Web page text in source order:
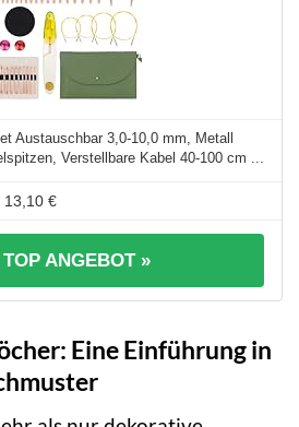
Austauschbar 3,0-10,0 mm, Metall
Verstellbare Kabel 40-100 cm ...
13,10 €
ANGEBOT »
Eine Einführung in